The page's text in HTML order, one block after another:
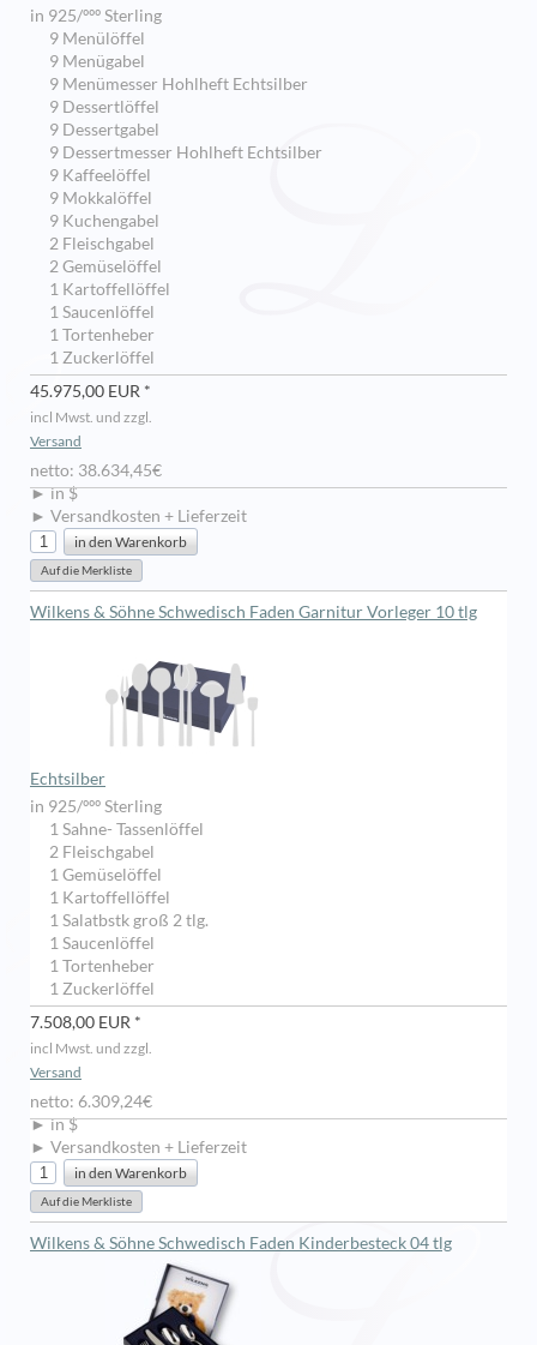
in 925/ººº Sterling
9 Menülöffel
9 Menügabel
9 Menümesser Hohlheft Echtsilber
9 Dessertlöffel
9 Dessertgabel
9 Dessertmesser Hohlheft Echtsilber
9 Kaffeelöffel
9 Mokkalöffel
9 Kuchengabel
2 Fleischgabel
2 Gemüselöffel
1 Kartoffellöffel
1 Saucenlöffel
1 Tortenheber
1 Zuckerlöffel
45.975,00 EUR *
incl Mwst. und zzgl.
Versand
netto: 38.634,45€
► in $
► Versandkosten + Lieferzeit
Wilkens & Söhne Schwedisch Faden Garnitur Vorleger 10 tlg
Echtsilber
in 925/ººº Sterling
1 Sahne- Tassenlöffel
2 Fleischgabel
1 Gemüselöffel
1 Kartoffellöffel
1 Salatbstk groß 2 tlg.
1 Saucenlöffel
1 Tortenheber
1 Zuckerlöffel
7.508,00 EUR *
incl Mwst. und zzgl.
Versand
netto: 6.309,24€
► in $
► Versandkosten + Lieferzeit
Wilkens & Söhne Schwedisch Faden Kinderbesteck 04 tlg